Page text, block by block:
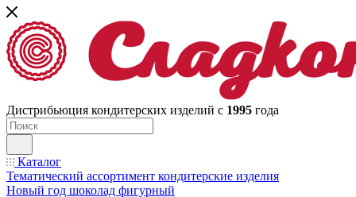
Дистрибьюция кондитерских изделий с 1995 года
Каталог
Тематический ассортимент кондитерские изделия
Новый год шоколад фигурный